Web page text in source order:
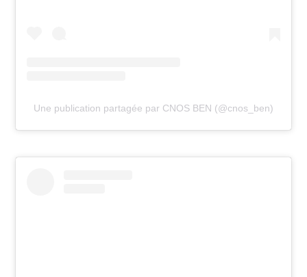
Une publication partagée par CNOS BEN (@cnos_ben)